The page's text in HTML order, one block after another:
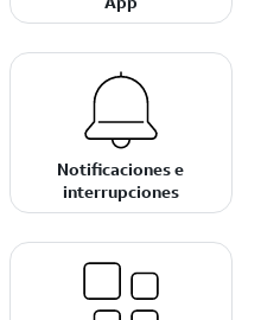
Notificaciones e
interrupciones